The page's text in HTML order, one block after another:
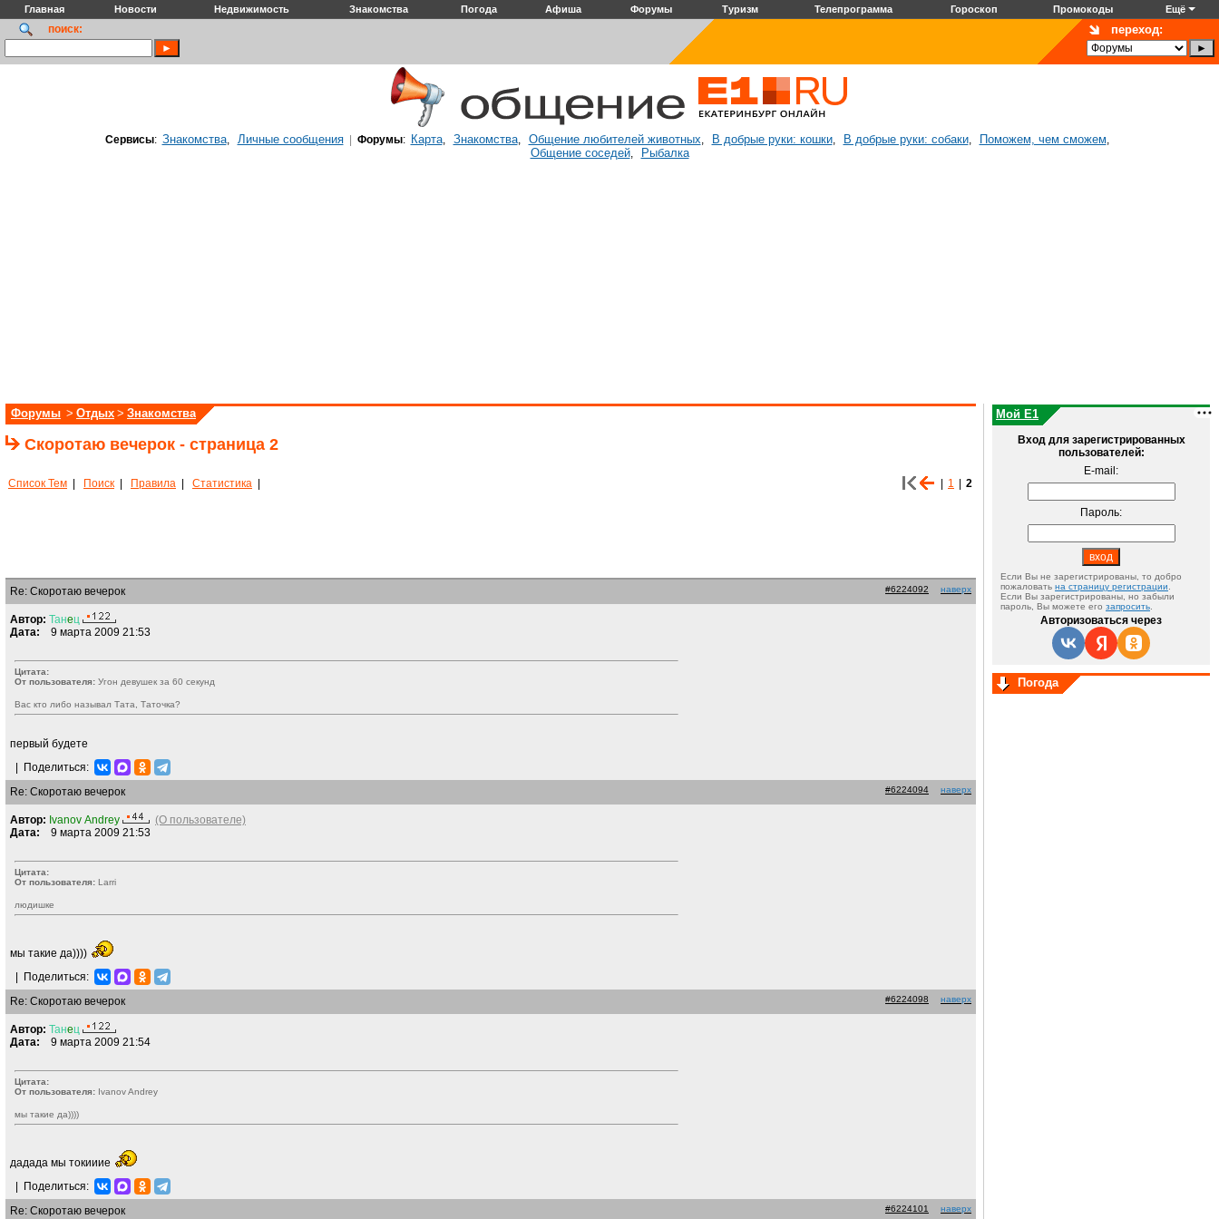
Главная Новости Недвижимость Знакомства Погода Афиша Форумы Туризм Телепрограмма Гороскоп Промокоды Ещё
поиск: переход:
Сервисы: Знакомства, Личные сообщения| Форумы: Карта, Знакомства, Общение любителей животных, В добрые руки: кошки, В добрые руки: собаки, Поможем, чем сможем,
Общение соседей, Рыбалка
Форумы > Отдых > Знакомства
Скоротаю вечерок - страница 2
Список Тем Поиск Правила Статистика 1 2
Re: Скоротаю вечерок #6224092 наверх
Автор: Танeц
Дата: 9 марта 2009 21:53
Цитата:
От пользователя: Угон девушек за 60 секунд
Вас кто либо называл Тата, Таточка?
первый будете
Поделиться:
Re: Скоротаю вечерок
#6224094 наверх
Автор: Ivanov Andrey
(О пользователе)
Дата: 9 марта 2009 21:53
Цитата:
От пользователя: Larri
людишке
мы такие да))))
Поделиться:
Re: Скоротаю вечерок
#6224098 наверх
Автор: Танeц
Дата: 9 марта 2009 21:54
Цитата:
От пользователя: Ivanov Andrey
мы такие да))))
дадада мы токииие
Поделиться:
Re: Скоротаю вечерок
#6224101 наверх
Мой E1
Вход для зарегистрированных
пользователей:
E-mail:
Пароль:
Если Вы не зарегистрированы, то добро
пожаловать на страницу регистрации
Если Вы зарегистрированы, но забыли
пароль, Вы можете его запросить
Авторизоваться через
Погода